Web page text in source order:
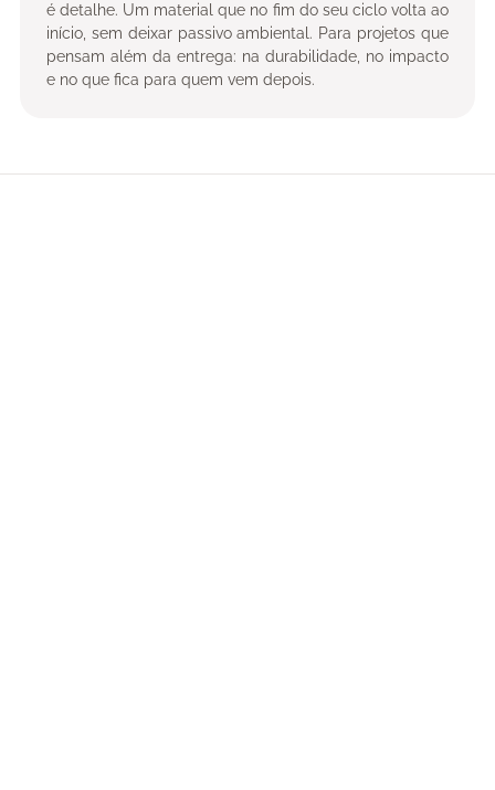
é detalhe. Um material que no fim do seu ciclo volta ao
início, sem deixar passivo ambiental. Para projetos que
pensam além da entrega: na durabilidade, no impacto
e no que fica para quem vem depois.